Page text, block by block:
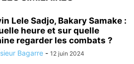
Lele Sadjo, Bakary Samake :
heure et sur quelle
regarder les combats ?
Bagarre - 12 juin 2024